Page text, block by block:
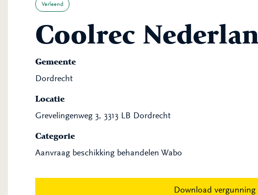
Verleend
Coolrec
Gemeente
Dordrecht
Locatie
Grevelingenweg 3, 3313 LB Dordrecht
Categorie
Aanvraag beschikking behandelen Wabo
Download vergunning